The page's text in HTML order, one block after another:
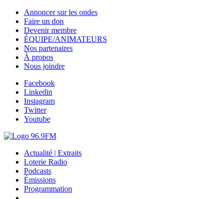
Annoncer sur les ondes
Faire un don
Devenir membre
ÉQUIPE/ANIMATEURS
Nos partenaires
À propos
Nous joindre
Facebook
Linkedin
Instagram
Twitter
Youtube
Actualité | Extraits
Loterie Radio
Podcasts
Émissions
Programmation